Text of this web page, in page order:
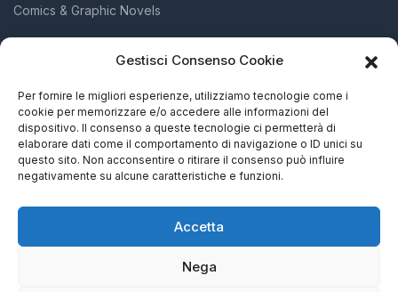
Gestisci Consenso Cookie
Per fornire le migliori esperienze, utilizziamo tecnologie come i
cookie per memorizzare e/o accedere alle informazioni del
dispositivo. Il consenso a queste tecnologie ci permetterà di
elaborare dati come il comportamento di navigazione o ID unici su
questo sito. Non acconsentire o ritirare il consenso può influire
negativamente su alcune caratteristiche e funzioni.
Accetta
Nega
Comics & Graphic Novels
Società e Attivismo
Storia Biografie e Memorie